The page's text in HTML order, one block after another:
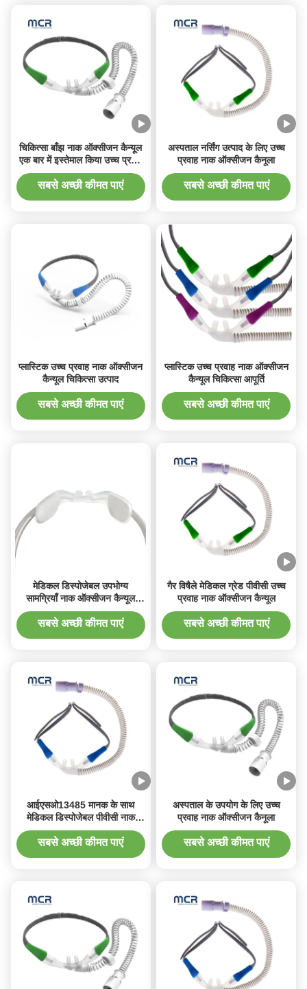
चिकित्सा बाँझ नाक ऑक्सीजन कैन्यूल
एक बार में इस्तेमाल किया उच्च प्रवाह
नाक कैन्यूल
सबसे अच्छी कीमत पाएं
अस्पताल नर्सिंग उत्पाद के लिए उच्च
प्रवाह नाक ऑक्सीजन कैनूला
सबसे अच्छी कीमत पाएं
प्लास्टिक उच्च प्रवाह नाक ऑक्सीजन
कैन्यूल चिकित्सा उत्पाद
सबसे अच्छी कीमत पाएं
प्लास्टिक उच्च प्रवाह नाक ऑक्सीजन
कैन्यूल चिकित्सा आपूर्ति
सबसे अच्छी कीमत पाएं
मेडिकल डिस्पोजेबल उपभोग्य
सामग्रियाँ नाक ऑक्सीजन कैन्यूल
ऑक्सीजन नाक ट्यूब
सबसे अच्छी कीमत पाएं
गैर विषैले मेडिकल ग्रेड पीवीसी उच्च
प्रवाह नाक ऑक्सीजन कैन्यूल
सबसे अच्छी कीमत पाएं
आईएसओ13485 मानक के साथ
मेडिकल डिस्पोजेबल पीवीसी नाक
ऑक्सीजन कैन्यूला
सबसे अच्छी कीमत पाएं
अस्पताल के उपयोग के लिए उच्च
प्रवाह नाक ऑक्सीजन कैनूला
सबसे अच्छी कीमत पाएं